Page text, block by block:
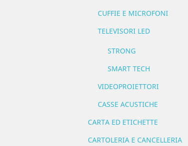
CUFFIE E MICROFONI
TELEVISORI LED
STRONG
SMART TECH
VIDEOPROIETTORI
CASSE ACUSTICHE
CARTA ED ETICHETTE
CARTOLERIA E CANCELLERIA